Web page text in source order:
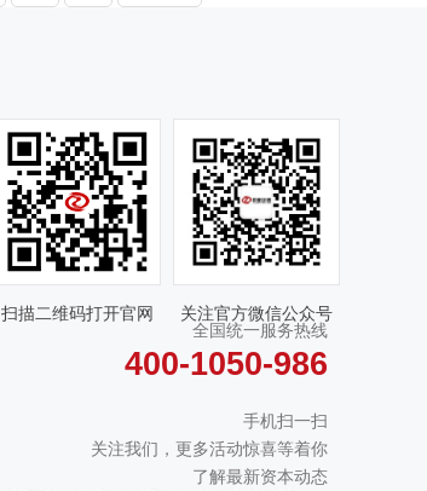
扫描二维码打开官网
关注官方微信公众号
全国统一服务热线
400-1050-986
手机扫一扫
关注我们，更多活动惊喜等着你
了解最新资本动态